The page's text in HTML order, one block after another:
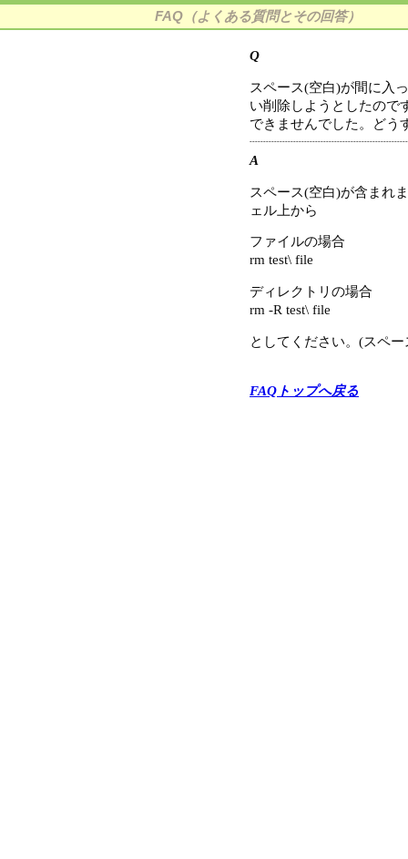
FAQ（よくある質問とその回答）
Q
スペース(空白)が間に入
い削除しようとしたので
できませんでした。どう
A
スペース(空白)が含まれ
ェル上から
ファイルの場合
rm test\ file
ディレクトリの場合
rm -R test\ file
としてください。(スペ
FAQトップへ戻る